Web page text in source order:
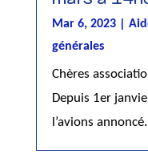
Mar 6, 2023|
générales
Chères
Depuis 1er
l’avions